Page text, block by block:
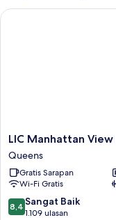
LIC
Manhattan
View
Hotel
Queens
LIC Manhattan
Queens
Gratis Sarapan
Wi-Fi Gratis
8.4
dari
8,4 Sangat Baik
1.109 ulasan
LIC Manhattan View